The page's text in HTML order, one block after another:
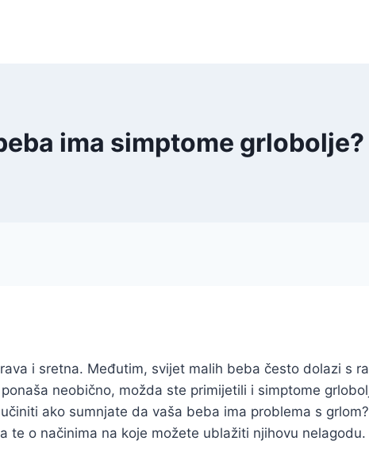
ima simptome grlobolje?
i sretna. Međutim, svijet malih beba često dolazi s
neobično, možda ste primijetili i simptome
ako sumnjate da vaša beba ima problema s
te o načinima na koje možete ublažiti njihovu nelagodu.